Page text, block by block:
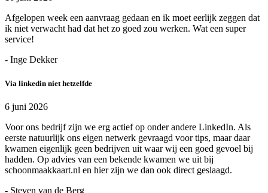
Afgelopen week een aanvraag gedaan en ik moet eerlijk zeggen dat
ik niet verwacht had dat het zo goed zou werken. Wat een super
service!
- Inge Dekker
Via linkedin niet hetzelfde
6 juni 2026
Voor ons bedrijf zijn we erg actief op onder andere LinkedIn. Als
eerste natuurlijk ons eigen netwerk gevraagd voor tips, maar daar
kwamen eigenlijk geen bedrijven uit waar wij een goed gevoel bij
hadden. Op advies van een bekende kwamen we uit bij
schoonmaakkaart.nl en hier zijn we dan ook direct geslaagd.
- Steven van de Berg